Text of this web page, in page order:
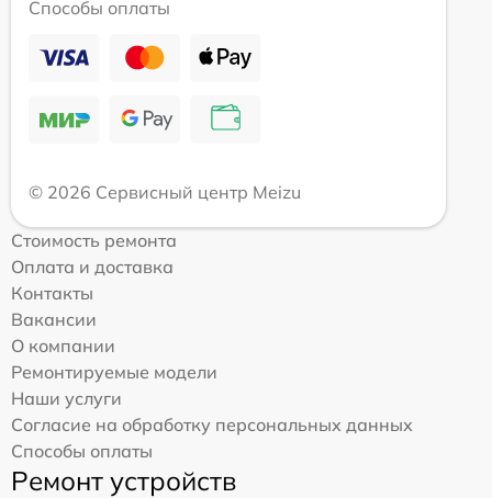
Способы оплаты
© 2026 Сервисный центр Meizu
Стоимость ремонта
Оплата и доставка
Контакты
Вакансии
О компании
Ремонтируемые модели
Наши услуги
Согласие на обработку персональных данных
Способы оплаты
Ремонт устройств